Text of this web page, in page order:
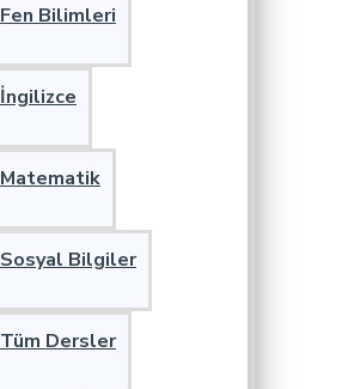
Fen Bilimleri
İngilizce
Matematik
Sosyal Bilgiler
Tüm Dersler